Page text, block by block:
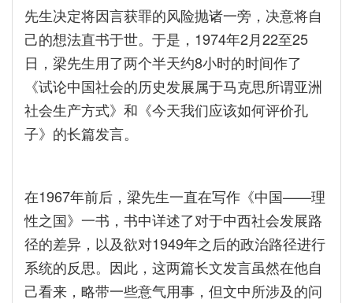
先生决定将因言获罪的风险抛诸一旁，决意将自
己的想法直书于世。于是，1974年2月22至25
日，梁先生用了两个半天约8小时的时间作了
《试论中国社会的历史发展属于马克思所谓亚洲
社会生产方式》和《今天我们应该如何评价孔
子》的长篇发言。
在1967年前后，梁先生一直在写作《中国——理
性之国》一书，书中详述了对于中西社会发展路
径的差异，以及欲对1949年之后的政治路径进行
系统的反思。因此，这两篇长文发言虽然在他自
己看来，略带一些意气用事，但文中所涉及的问